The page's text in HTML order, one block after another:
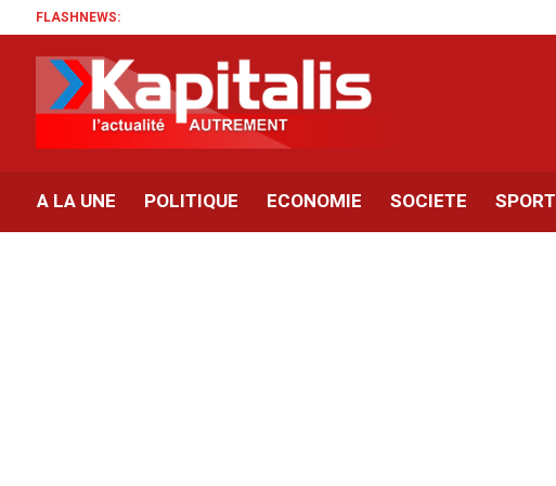
FLASHNEWS:
A LA UNE POLITIQUE ECONOMIE SOCIETE SPORT